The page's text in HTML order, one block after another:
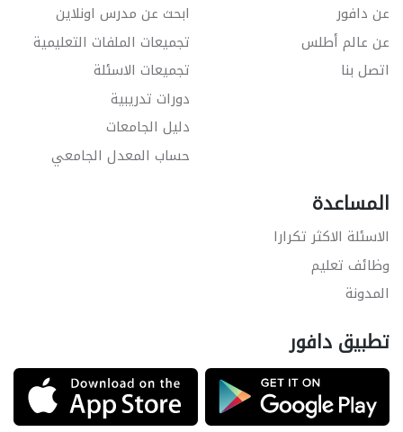
عن دافور
عن عالم أطلس
اتصل بنا
ابحث عن مدرس اونلاين
تجميعات الملفات التعليمية
تجميعات الاسئلة
دورات تدريبية
دليل الجامعات
حساب المعدل الجامعي
المساعدة
الاسئلة الاكثر تكرارا
وظائف تعليم
المدونة
تطبيق دافور